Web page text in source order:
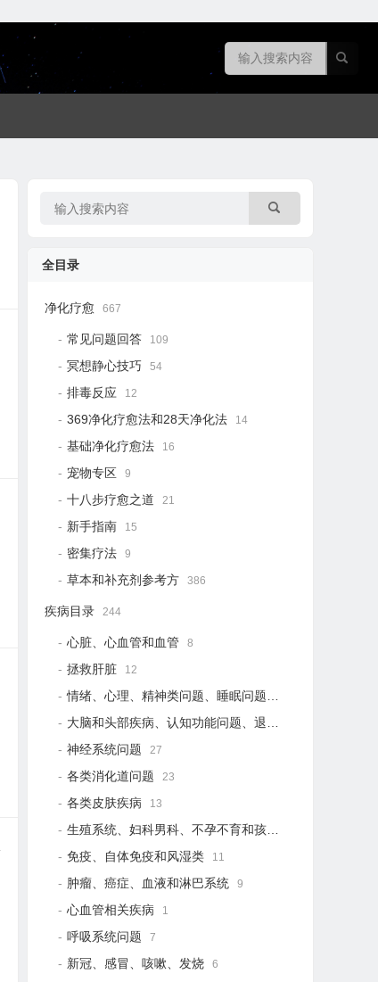
全目录
净化疗愈 667
常见问题回答 109
冥想静心技巧 54
排毒反应 12
369净化疗愈法和28天净化法 14
基础净化疗愈法 16
宠物专区 9
十八步疗愈之道 21
新手指南 15
密集疗法 9
草本和补充剂参考方 386
疾病目录 244
心脏、心血管和血管 8
拯救肝脏 12
情绪、心理、精神类问题、睡眠问题 18
大脑和头部疾病、认知功能问题、退行性疾病
神经系统问题 27
各类消化道问题 23
各类皮肤疾病 13
生殖系统、妇科男科、不孕不育和孩子健康
免疫、自体免疫和风湿类 11
肿瘤、癌症、血液和淋巴系统 9
心血管相关疾病 1
呼吸系统问题 7
新冠、感冒、咳嗽、发烧 6